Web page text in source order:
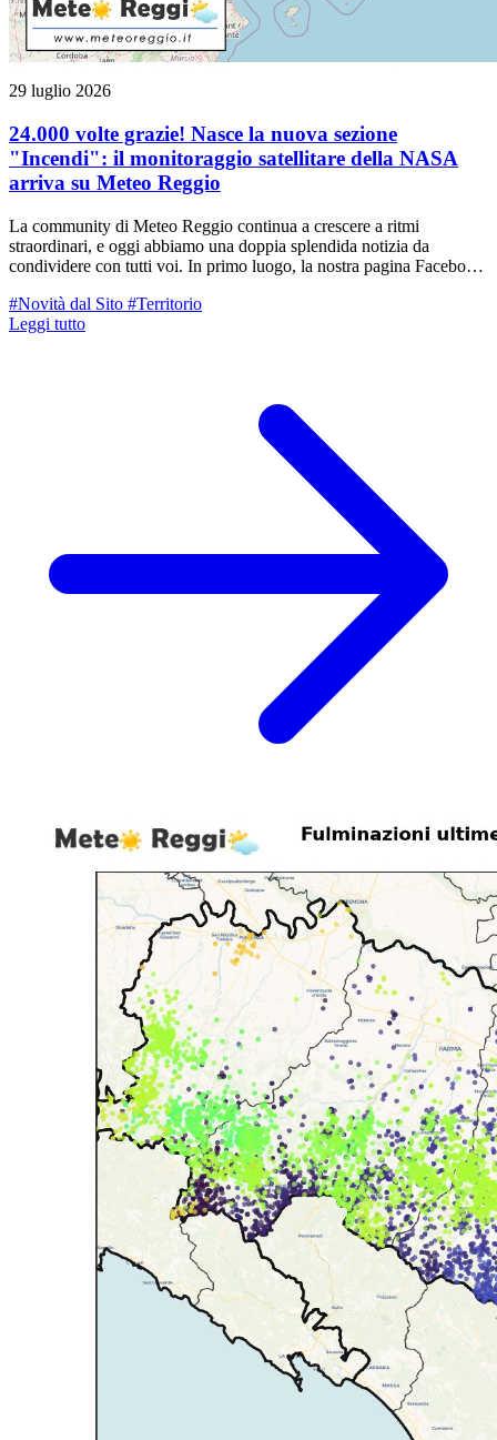
29 luglio 2026
24.000 volte grazie! Nasce la nuova sezione
"Incendi": il monitoraggio satellitare della NASA
arriva su Meteo Reggio
La community di Meteo Reggio continua a crescere a ritmi
straordinari, e oggi abbiamo una doppia splendida notizia da
condividere con tutti voi. In primo luogo, la nostra pagina Facebook
cui si aggiunge la grande famiglia di appassionati che ci segue
quotidianamente su Instagram e sul canale Telegram. A questo si
Magistrale in S4EDU (Didattica e Comunicazione delle Scienze).
Per ricambiare la vostra fiducia e dimostrare ancora una volta la
nostra voglia di far crescere l'informazione scientifica alla portata di
tutti, siamo felici di annunciare l'uscita di una nuovissima mappa
#Novità dal Sito #Territorio
Leggi tutto